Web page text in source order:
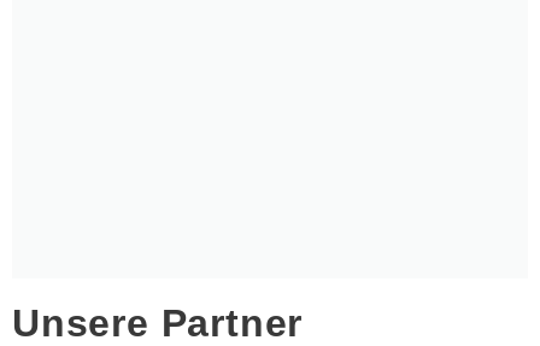
Unsere Partner